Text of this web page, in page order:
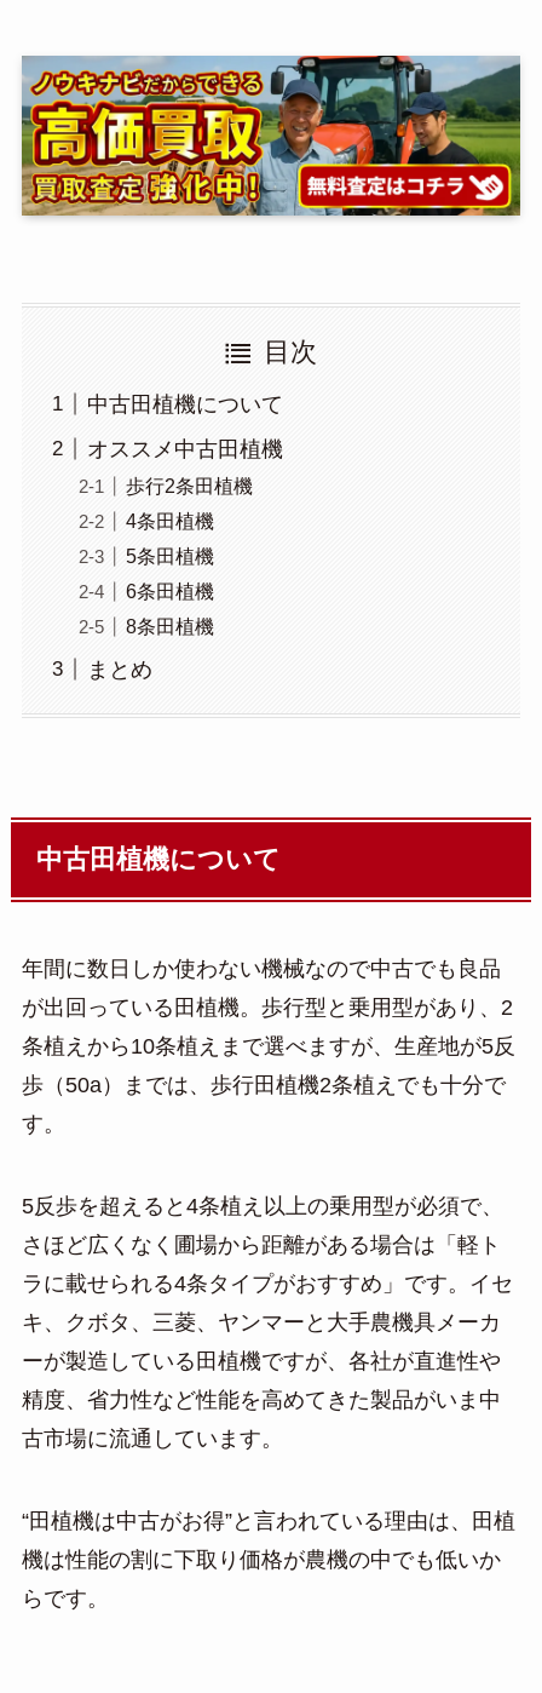
目次
中古田植機について
オススメ中古田植機
歩行2条田植機
4条田植機
5条田植機
6条田植機
8条田植機
まとめ
中古田植機について
年間に数日しか使わない機械なので中古でも良品
が出回っている田植機。歩行型と乗用型があり、2
条植えから10条植えまで選べますが、生産地が5反
歩（50a）までは、歩行田植機2条植えでも十分で
す。
5反歩を超えると4条植え以上の乗用型が必須で、
さほど広くなく圃場から距離がある場合は「軽ト
ラに載せられる4条タイプがおすすめ」です。イセ
キ、クボタ、三菱、ヤンマーと大手農機具メーカ
ーが製造している田植機ですが、各社が直進性や
精度、省力性など性能を高めてきた製品がいま中
古市場に流通しています。
“田植機は中古がお得”と言われている理由は、田植
機は性能の割に下取り価格が農機の中でも低いか
らです。